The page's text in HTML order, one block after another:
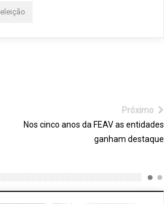
eleição
Próximo
Nos cinco anos da FEAV as entidades
ganham destaque